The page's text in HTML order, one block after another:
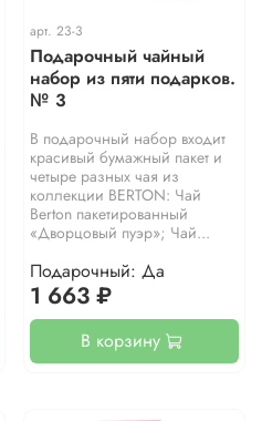
арт. 23-3
Подарочный чайный
набор из пяти подарков.
№ 3
В подарочный набор входит
красивый бумажный пакет и
четыре разных чая из
коллекции BERTON: Чай
Berton пакетированный
«Дворцовый пуэр»; Чай...
Подарочный: Да
1 663 ₽
В корзину